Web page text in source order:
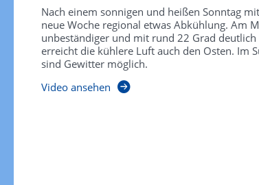
Nach einem sonnigen und heißen Sonntag
neue Woche regional etwas Abkühlung. Am
unbeständiger und mit rund 22 Grad
erreicht die kühlere Luft auch den Osten. Im
sind Gewitter möglich.
Video ansehen